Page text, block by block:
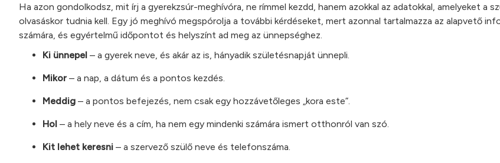
Ha azon gondolkodsz, mit írj a gyerekzsúr-meghívóra, ne rímmel kezdd, hanem azokkal az adatokkal, amelyeket a
olvasáskor tudnia kell. Egy jó meghívó megspórolja a további kérdéseket, mert azonnal tartalmazza az alapvető
számára, és egyértelmű időpontot és helyszínt ad meg az ünnepséghez.
Ki ünnepel – a gyerek neve, és akár az is, hányadik születésnapját ünnepli.
Mikor – a nap, a dátum és a pontos kezdés.
Meddig – a pontos befejezés, nem csak egy hozzávetőleges „kora este”.
Hol – a hely neve és a cím, ha nem egy mindenki számára ismert otthonról van szó.
Kit lehet keresni – a szervező szülő neve és telefonszáma.